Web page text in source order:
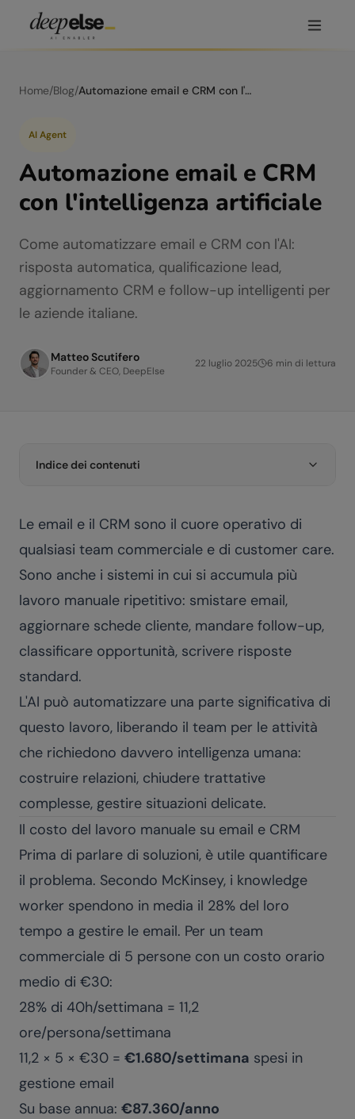
Home/Blog/ Automazione email e CRM con l'intelligenza artificiale
AI Agent
Automazione email e CRM
con l'intelligenza artificiale
Come automatizzare email e CRM con l'AI:
risposta automatica, qualificazione lead,
aggiornamento CRM e follow-up intelligenti per
le aziende italiane.
Matteo Scutifero
Founder & CEO, DeepElse
22 luglio 2025 6 min di lettura
Indice dei contenuti
Le email e il CRM sono il cuore operativo di
qualsiasi team commerciale e di customer care.
Sono anche i sistemi in cui si accumula più
lavoro manuale ripetitivo: smistare email,
aggiornare schede cliente, mandare follow-up,
classificare opportunità, scrivere risposte
standard.
L'AI può automatizzare una parte significativa di
questo lavoro, liberando il team per le attività
che richiedono davvero intelligenza umana:
costruire relazioni, chiudere trattative
complesse, gestire situazioni delicate.
Il costo del lavoro manuale su email e CRM
Prima di parlare di soluzioni, è utile quantificare
il problema. Secondo McKinsey, i knowledge
worker spendono in media il 28% del loro
tempo a gestire le email. Per un team
commerciale di 5 persone con un costo orario
medio di €30:
28% di 40h/settimana = 11,2
ore/persona/settimana
11,2 × 5 × €30 = €1.680/settimana spesi in
gestione email
Su base annua: €87.360/anno